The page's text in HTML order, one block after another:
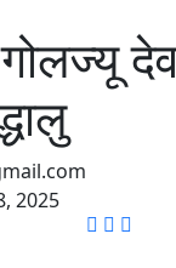
2025